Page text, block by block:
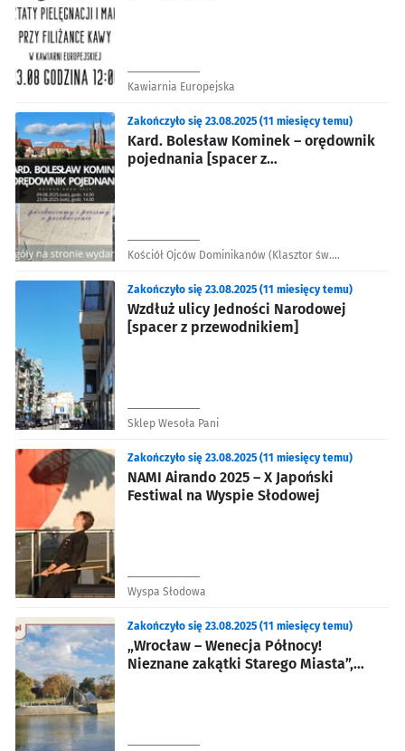
Kawiarnia Europejska
Kard. Bolesław Kominek – orędownik
pojednania [spacer z
Zakończyło się 23.08.2025 (11 miesięcy temu)
Kościół Ojców Dominikanów (Klasztor św.
Wzdłuż ulicy Jedności Narodowej
[spacer z przewodnikiem]
Zakończyło się 23.08.2025 (11 miesięcy temu)
Sklep Wesoła Pani
NAMI Airando 2025 – X Japoński
Festiwal na Wyspie Słodowej
Zakończyło się 23.08.2025 (11 miesięcy temu)
Wyspa Słodowa
„Wrocław – Wenecja Północy!
Nieznane zakątki Starego Miasta”,
Zakończyło się 23.08.2025 (11 miesięcy temu)